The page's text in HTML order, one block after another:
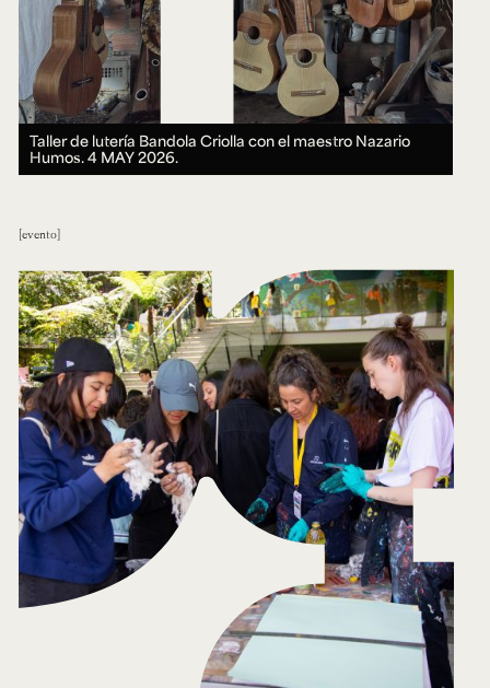
Taller de lutería Bandola Criolla con el maestro Nazario
Humos.4 MAY 2026.
evento